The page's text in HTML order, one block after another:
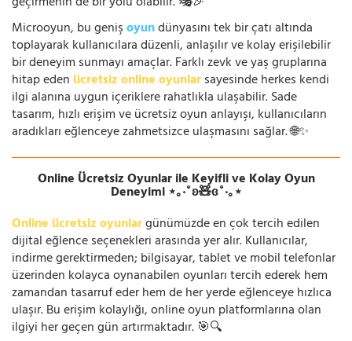
Microoyun, bu genişoyundünyasını tek bir çatı altında
toplayarak kullanıcılara düzenli, anlaşılır ve kolay erişilebilir
bir deneyim sunmayı amaçlar. Farklı zevk ve yaş gruplarına
hitap eden ücretsiz online oyunlarsayesinde herkes kendi
ilgi alanına uygun içeriklere rahatlıkla ulaşabilir. Sade
tasarım, hızlı erişim ve ücretsiz oyun anlayışı, kullanıcıların
aradıkları eğlenceye zahmetsizce ulaşmasını sağlar. 🌐✨
Online Ücretsiz Oyunlar ile Keyifli ve Kolay Oyun
Deneyimi ⋆｡‧˚ʚ🧸ɞ˚‧｡⋆
Online ücretsiz oyunlargünümüzde en çok tercih edilen
dijital eğlence seçenekleri arasında yer alır. Kullanıcılar,
indirme gerektirmeden; bilgisayar, tablet ve mobil telefonlar
üzerinden kolayca oynanabilen oyunları tercih ederek hem
zamandan tasarruf eder hem de her yerde eğlenceye hızlıca
ulaşır. Bu erişim kolaylığı, online oyun platformlarına olan
ilgiyi her geçen gün artırmaktadır. 🎯🔍